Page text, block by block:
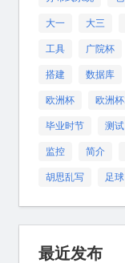
大一 大三
工具 广院杯
搭建 数据库
欧洲杯 欧洲
毕业时节 测试
监控 简介
胡思乱写 足球
最近发布